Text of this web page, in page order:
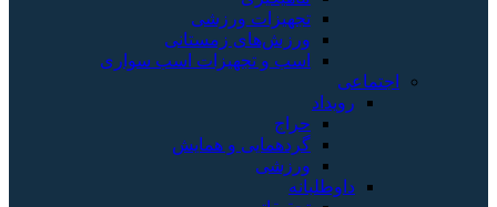
تجهیزات ورزشی
ورزش‌های زمستانی
اسب و تجهیزات اسب سواری
اجتماعی
رویداد
حراج
گردهمایی و همایش
ورزشی
داوطلبانه